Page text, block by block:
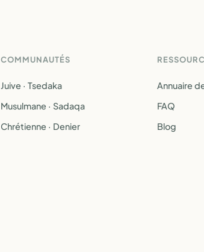
COMMUNAUTÉS
Juive · Tsedaka
Musulmane · Sadaqa
Chrétienne · Denier
Annuaire
FAQ
Blog